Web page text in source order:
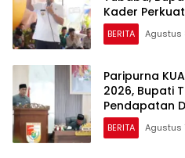
Kader
BERITA Agustus
Paripurna
2026, Bupati
Pendapatan
BERITA Agustus